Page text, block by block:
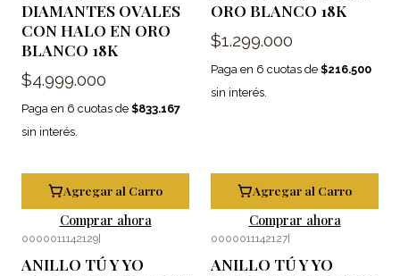
DIAMANTES OVALES
CON HALO EN ORO
BLANCO 18K
$4.999.000
Paga en 6 cuotas de $833.167
sin interés.
Agregar al Carro
Comprar ahora
ORO BLANCO 18K
$1.299.000
Paga en 6 cuotas de $216.500
sin interés.
Agregar al Carro
Comprar ahora
0000011142129|
ANILLO TÚ Y YO
0000011142127|
ANILLO TÚ Y YO